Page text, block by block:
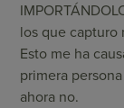
los que capturo
Esto me ha
primera
ahora no.